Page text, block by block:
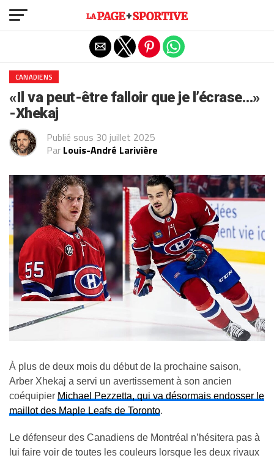
CANADIENS
«Il va peut-être falloir que je l’écrase…»
-Xhekaj
Publié sous 30 juillet 2025
Par Louis-André Larivière
À plus de deux mois du début de la prochaine saison,
Arber Xhekaj a servi un avertissement à son ancien
coéquipier Michael Pezzetta, qui va désormais endosser le
maillot des Maple Leafs de Toronto.
Le défenseur des Canadiens de Montréal n’hésitera pas à
lui faire voir de toutes les couleurs lorsque les deux rivaux
Exit mobile version